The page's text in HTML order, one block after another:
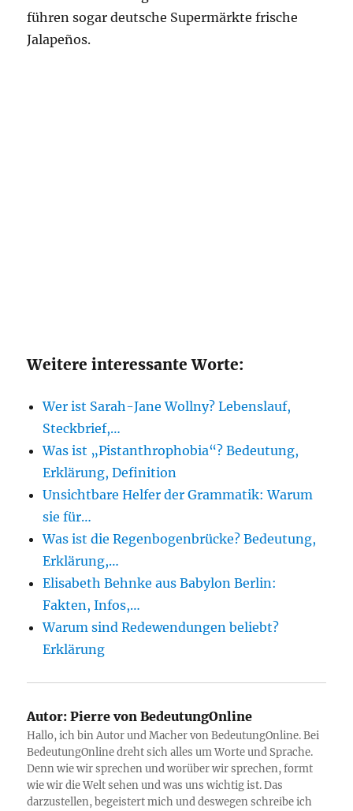
führen sogar deutsche Supermärkte frische
Jalapeños.
Weitere interessante Worte:
Wer ist Sarah-Jane Wollny? Lebenslauf,
Steckbrief,…
Was ist „Pistanthrophobia“? Bedeutung,
Erklärung, Definition
Unsichtbare Helfer der Grammatik: Warum
sie für…
Was ist die Regenbogenbrücke? Bedeutung,
Erklärung,…
Elisabeth Behnke aus Babylon Berlin:
Fakten, Infos,…
Warum sind Redewendungen beliebt?
Erklärung
Autor: Pierre von BedeutungOnline
Hallo, ich bin Autor und Macher von BedeutungOnline. Bei
BedeutungOnline dreht sich alles um Worte und Sprache.
Denn wie wir sprechen und worüber wir sprechen, formt
wie wir die Welt sehen und was uns wichtig ist. Das
darzustellen, begeistert mich und deswegen schreibe ich